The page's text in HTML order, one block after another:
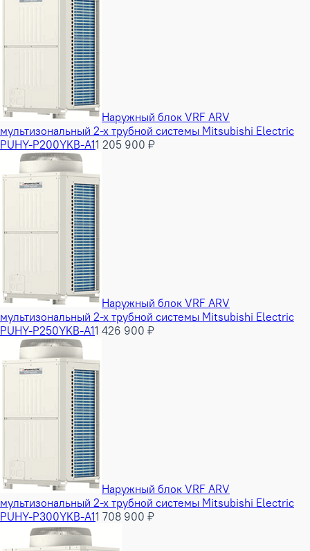
Наружный блок VRF ARV
мультизональный 2-х трубной системы Mitsubishi Electric
PUHY-P200YKB-A11 205 900 ₽
Наружный блок VRF ARV
мультизональный 2-х трубной системы Mitsubishi Electric
PUHY-P250YKB-A11 426 900 ₽
Наружный блок VRF ARV
мультизональный 2-х трубной системы Mitsubishi Electric
PUHY-P300YKB-A11 708 900 ₽